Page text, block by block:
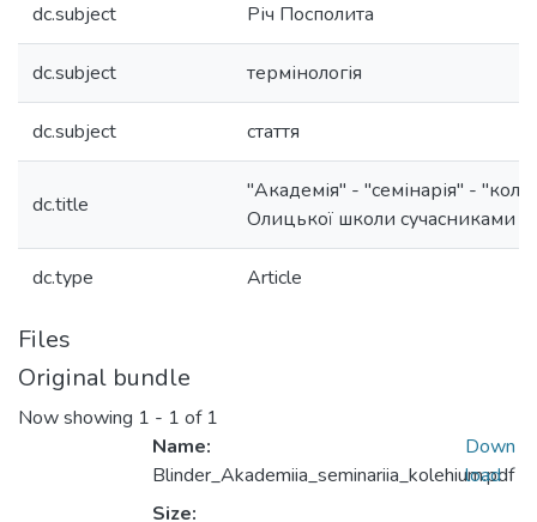
dc.subject Річ Посполита
dc.subject термінологія
dc.subject стаття
dc.title
"Академія" - "семінарія" -
Олицької школи сучасниками
dc.type Article
Files
Original bundle
Now showing 1 - 1 of 1
Name:
Blinder_Akademiia_seminariia_kolehium.pdf
Size:
Down
load